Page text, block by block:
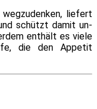
lie­fert
schützt da­mit un­
ent­hält es vie­le
die den Appetit